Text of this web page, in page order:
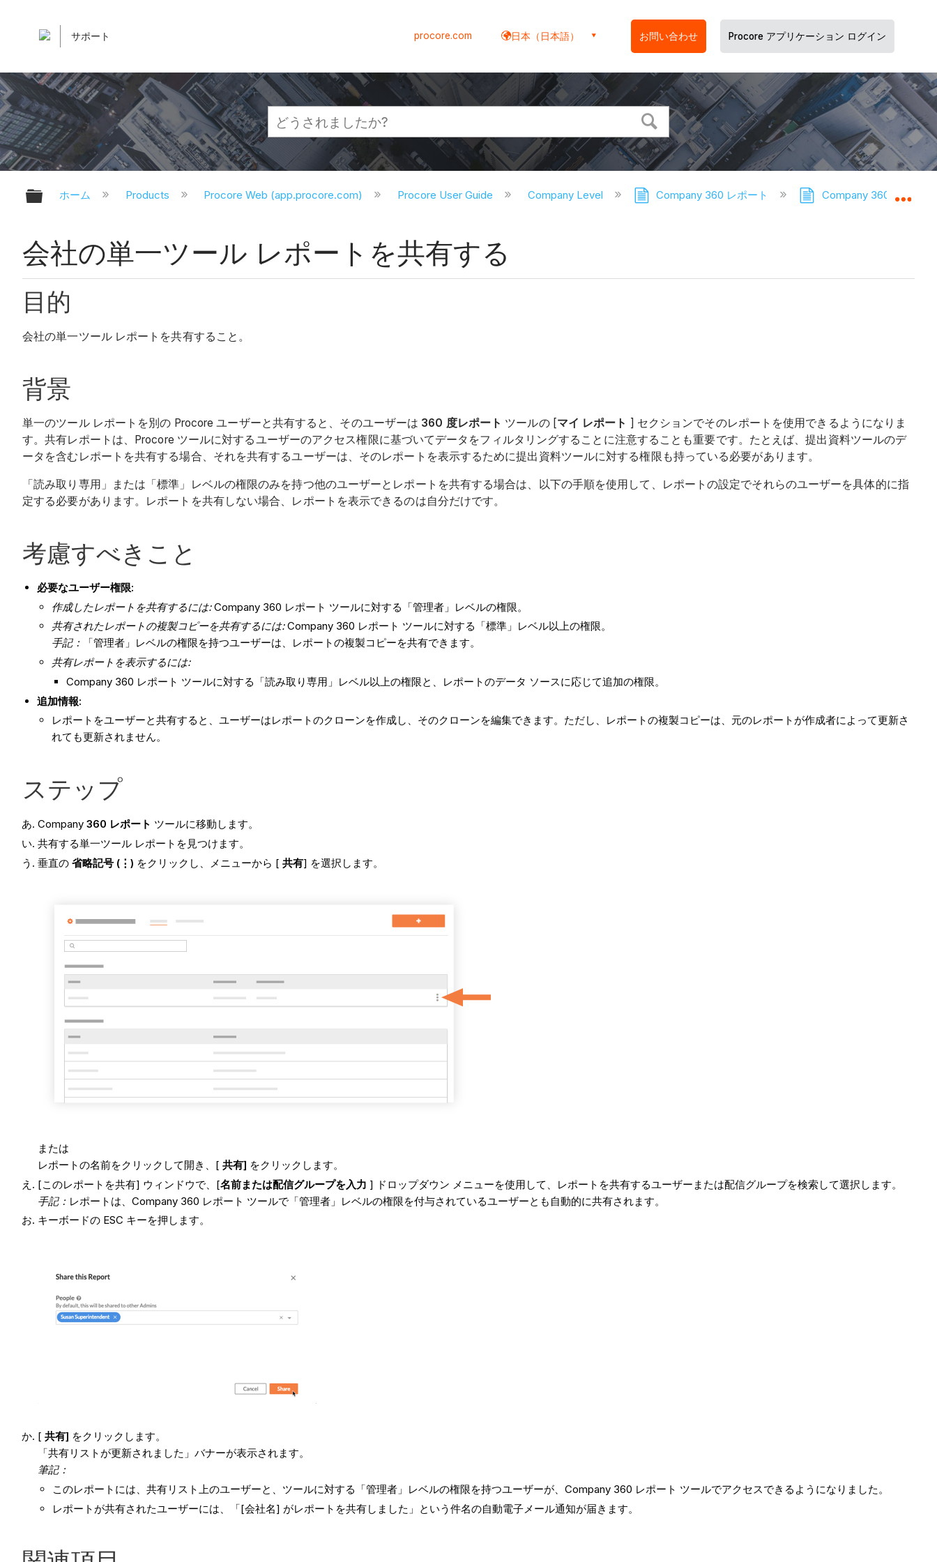
サポート procore.com 日本（日本語） お問い合わせ Procore アプリケーション ログイン
グローバル階層を展開/折りたたむ
ホーム Products Procore Web (app.procore.com) Procore User Guide Company Level Company 360 レポート Company 360 レポー
会社の単一ツール レポートを共有する
目的
会社の単一ツール レポートを共有すること。
背景
単一のツール レポートを別の Procore ユーザーと共有すると、そのユーザーは 360 度レポート ツールの [マイ レポート ] セクションでそのレポートを使用できるようになりま
す。共有レポートは、Procore ツールに対するユーザーのアクセス権限に基づいてデータをフィルタリングすることに注意することも重要です。たとえば、提出資料ツールのデ
ータを含むレポートを共有する場合、それを共有するユーザーは、そのレポートを表示するために提出資料ツールに対する権限も持っている必要があります。
「読み取り専用」または「標準」レベルの権限のみを持つ他のユーザーとレポートを共有する場合は、以下の手順を使用して、レポートの設定でそれらのユーザーを具体的に指
定する必要があります。レポートを共有しない場合、レポートを表示できるのは自分だけです。
考慮すべきこと
必要なユーザー権限:
作成したレポートを共有するには:Company 360 レポート ツールに対する「管理者」レベルの権限。
共有されたレポートの複製コピーを共有するには:Company 360 レポート ツールに対する「標準」レベル以上の権限。
手記：
「管理者」レベルの権限を持つユーザーは、レポートの複製コピーを共有できます。
共有レポートを表示するには:
Company 360 レポート ツールに対する「読み取り専用」レベル以上の権限と、レポートのデータ ソースに応じて追加の権限。
追加情報:
レポートをユーザーと共有すると、ユーザーはレポートのクローンを作成し、そのクローンを編集できます。ただし、レポートの複製コピーは、元のレポートが作成者によって更新さ
れても更新されません。
ステップ
Company360 レポート ツールに移動します。
共有する単一ツール レポートを見つけます。
垂直の 省略記号 (⋮) をクリックし、メニューから [共有] を選択します。
または
レポートの名前をクリックして開き、[共有] をクリックします。
[このレポートを共有] ウィンドウで、[名前または配信グループを入力 ] ドロップダウン メニューを使用して、レポートを共有するユーザーまたは配信グループを検索して選択します。
手記： レポートは、Company 360 レポート ツールで「管理者」レベルの権限を付与されているユーザーとも自動的に共有されます。
キーボードの ESC キーを押します。
[共有] をクリックします。
「共有リストが更新されました」バナーが表示されます。
筆記：
このレポートには、共有リスト上のユーザーと、ツールに対する「管理者」レベルの権限を持つユーザーが、Company 360 レポート ツールでアクセスできるようになりました。
レポートが共有されたユーザーには、「[会社名] がレポートを共有しました」という件名の自動電子メール通知が届きます。